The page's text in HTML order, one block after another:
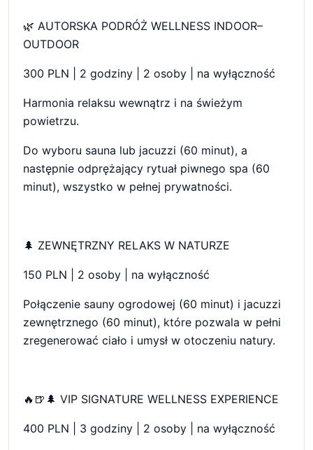
🌿 AUTORSKA PODRÓŻ WELLNESS INDOOR–
OUTDOOR
300 PLN | 2 godziny | 2 osoby | na wyłączność
Harmonia relaksu wewnątrz i na świeżym
powietrzu.
Do wyboru sauna lub jacuzzi (60 minut), a
następnie odprężający rytuał piwnego spa (60
minut), wszystko w pełnej prywatności.
🌲 ZEWNĘTRZNY RELAKS W NATURZE
150 PLN | 2 osoby | na wyłączność
Połączenie sauny ogrodowej (60 minut) i jacuzzi
zewnętrznego (60 minut), które pozwala w pełni
zregenerować ciało i umysł w otoczeniu natury.
🔥🍺🌲 VIP SIGNATURE WELLNESS EXPERIENCE
400 PLN | 3 godziny | 2 osoby | na wyłączność